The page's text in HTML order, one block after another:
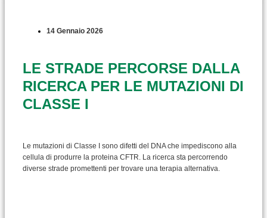
14 Gennaio 2026
LE STRADE PERCORSE DALLA
RICERCA PER LE MUTAZIONI DI
CLASSE I
Le mutazioni di Classe I sono difetti del DNA che impediscono alla
cellula di produrre la proteina CFTR. La ricerca sta percorrendo
diverse strade promettenti per trovare una terapia alternativa.